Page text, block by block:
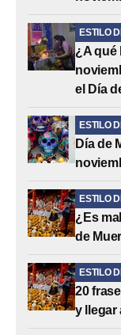
ESTILO
¿A qué
el Día
ESTILO
Día de
ESTILO
¿Es
de
ESTILO
20
y llegar